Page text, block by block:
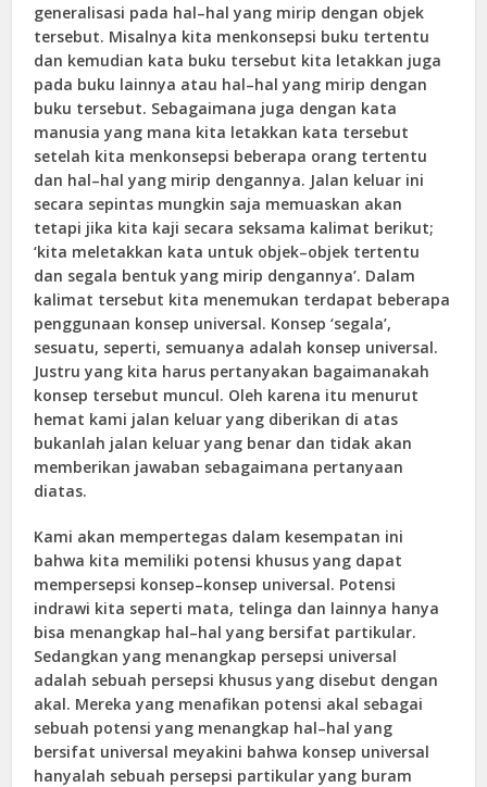
generalisasi pada hal–hal yang mirip dengan objek
tersebut. Misalnya kita menkonsepsi buku tertentu
dan kemudian kata buku tersebut kita letakkan juga
pada buku lainnya atau hal–hal yang mirip dengan
buku tersebut. Sebagaimana juga dengan kata
manusia yang mana kita letakkan kata tersebut
setelah kita menkonsepsi beberapa orang tertentu
dan hal–hal yang mirip dengannya. Jalan keluar ini
secara sepintas mungkin saja memuaskan akan
tetapi jika kita kaji secara seksama kalimat berikut;
‘kita meletakkan kata untuk objek–objek tertentu
dan segala bentuk yang mirip dengannya’. Dalam
kalimat tersebut kita menemukan terdapat beberapa
penggunaan konsep universal. Konsep ‘segala’,
sesuatu, seperti, semuanya adalah konsep universal.
Justru yang kita harus pertanyakan bagaimanakah
konsep tersebut muncul. Oleh karena itu menurut
hemat kami jalan keluar yang diberikan di atas
bukanlah jalan keluar yang benar dan tidak akan
memberikan jawaban sebagaimana pertanyaan
diatas.
Kami akan mempertegas dalam kesempatan ini
bahwa kita memiliki potensi khusus yang dapat
mempersepsi konsep–konsep universal. Potensi
indrawi kita seperti mata, telinga dan lainnya hanya
bisa menangkap hal–hal yang bersifat partikular.
Sedangkan yang menangkap persepsi universal
adalah sebuah persepsi khusus yang disebut dengan
akal. Mereka yang menafikan potensi akal sebagai
sebuah potensi yang menangkap hal–hal yang
bersifat universal meyakini bahwa konsep universal
hanyalah sebuah persepsi partikular yang buram